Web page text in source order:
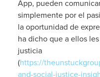
App, pueden
simplemente por el
la oportunidad de
ha dicho que a ellos
justicia
(https://
and-social-justice-